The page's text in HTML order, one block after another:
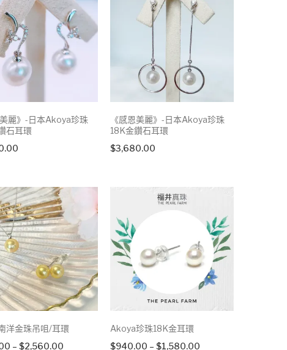
美麗》-日本Akoya珍珠
石耳環
《感恩美麗》-日本Akoya珍珠
18K金鑽石耳環
$3,680.00
洋金珠吊咀/耳環
– $2,560.00
Akoya珍珠18K金耳環
$940.00 – $1,580.00Price